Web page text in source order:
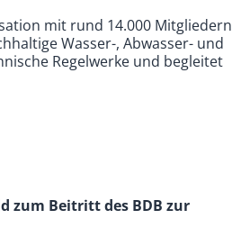
mit rund 14.000 Mitgliedern
Wasser-, Abwasser- und
Regelwerke und begleitet
zum Beitritt des BDB zur